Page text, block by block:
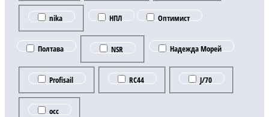
nika НПЛ Оптимист
Полтава NSR Надежда Морей
Profisail RC44 J/70
occ